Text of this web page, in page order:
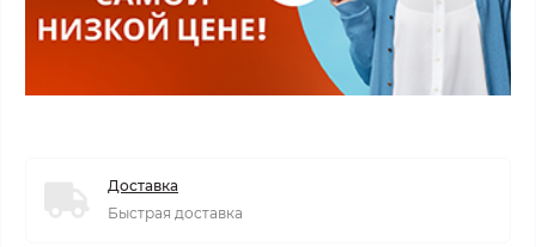
Доставка
Быстрая доставка